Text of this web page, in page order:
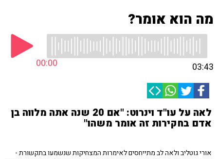
מה הוא אומר?
00:00 03:43
לאה על עו"ד וינרוט: "אם 20 שנה אתה מלווה בן
אדם בחקירות זה אומר משהו"
אורי גוטליב ולאה לב מתייחסים לאימרות המצחיקות שנשמעו בתקשורת -